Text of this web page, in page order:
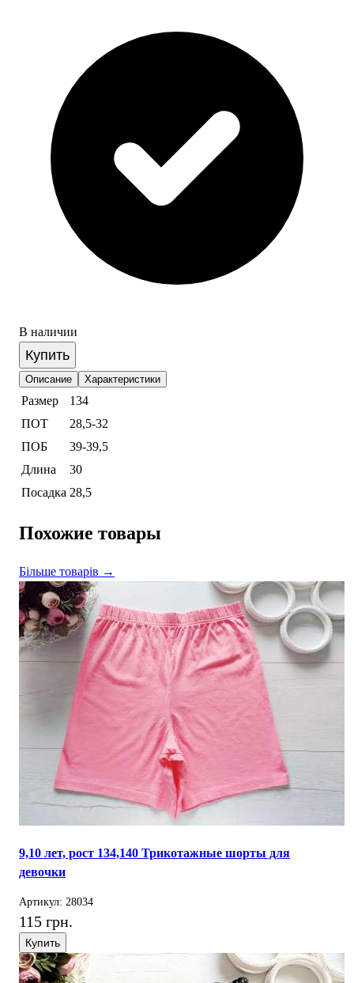
В наличии
Купить
Описание Характеристики
Размер
134
ПОТ
28,5-32
ПОБ
39-39,5
Длина
30
Посадка 28,5
Похожие товары
Більше товарів →
9,10 лет, рост 134,140 Трикотажные шорты для
девочки
Артикул: 28034
115 грн.
Купить